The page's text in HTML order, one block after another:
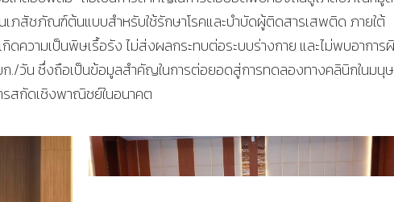
เภสัชภัณฑ์ต้นแบบสำหรับใช้รักษาโรคและบำบัดผู้ติดสารเสพติด ภายใต้
ดความเป็นพิษเรื้อรัง ไม่ส่งผลกระทบต่อระบบร่างกาย และไม่พบอาการ
./วัน ซึ่งถือเป็นข้อมูลสำคัญในการต่อยอดสู่การทดลองทางคลินิกในมนุ
รสกัดเชิงพาณิชย์ในอนาคต